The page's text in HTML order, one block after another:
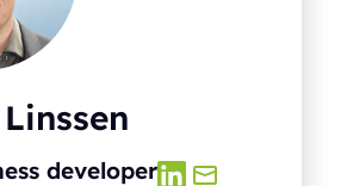
developer